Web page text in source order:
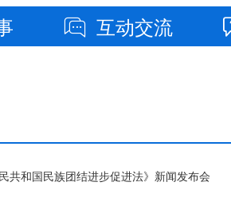
互动交流
共和国民族团结进步促进法》新闻发布会